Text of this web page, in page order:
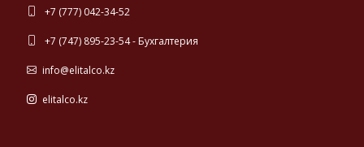
европейского
+7 (777) 042-34-52
+7 (747) 895-23-54 - Бухгалтерия
info@elitalco.kz
elitalco.kz